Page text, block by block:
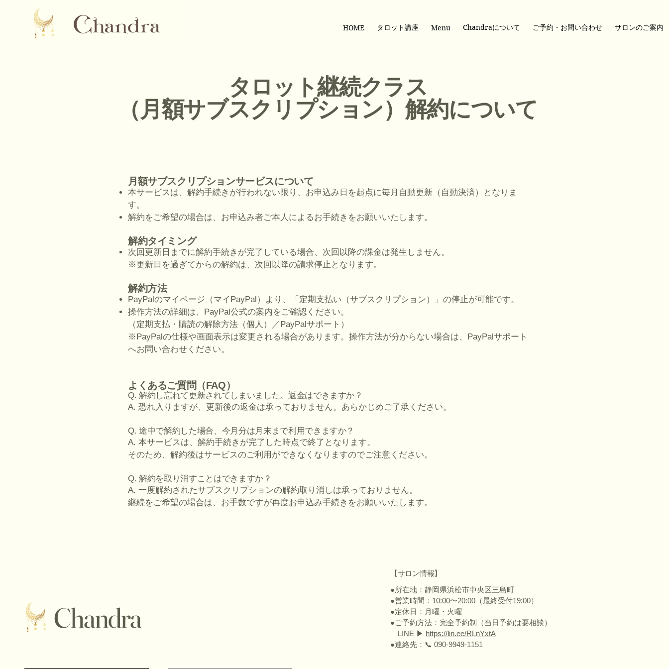
HOME タロット講座 Menu Chandraについて ご予約・お問い合わせ サロンのご案内
タロット継続クラス
（月額サブスクリプション）解約について
月額サブスクリプションサービスについて
本サービスは、解約手続きが行われない限り、お申込み日を起点に毎月自動更新（自動決済）となりま
す。
解約をご希望の場合は、お申込み者ご本人によるお手続きをお願いいたします。
解約タイミング
次回更新日までに解約手続きが完了している場合、次回以降の課金は発生しません。
※更新日を過ぎてからの解約は、次回以降の請求停止となります。
解約方法
PayPalのマイページ（マイPayPal）より、「定期支払い（サブスクリプション）」の停止が可能です。
操作方法の詳細は、PayPal公式の案内をご確認ください。
（定期支払・購読の解除方法（個人）／PayPalサポート）
※PayPalの仕様や画面表示は変更される場合があります。操作方法が分からない場合は、PayPalサポート
へお問い合わせください。
よくあるご質問（FAQ）
Q. 解約し忘れて更新されてしまいました。返金はできますか？
A. 恐れ入りますが、更新後の返金は承っておりません。あらかじめご了承ください。
Q. 途中で解約した場合、今月分は月末まで利用できますか？
A. 本サービスは、解約手続きが完了した時点で終了となります。
そのため、解約後はサービスのご利用ができなくなりますのでご注意ください。
Q. 解約を取り消すことはできますか？
A. 一度解約されたサブスクリプションの解約取り消しは承っておりません。
継続をご希望の場合は、お手数ですが再度お申込み手続きをお願いいたします。
Chandra
【サロン情報】
●所在地：静岡県浜松市中央区三島町
●営業時間：10:00〜20:00（最終受付19:00）
●定休日：月曜・火曜
●ご予約方法：完全予約制（当日予約は要相談）
LINE ▶︎ https://lin.ee/RLnYxtA
●連絡先：📞 090-9949-1151